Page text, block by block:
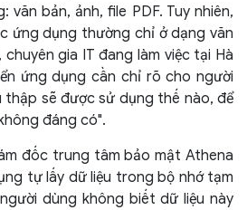
văn bản, ảnh, file PDF. Tuy nhiên,
ứng dụng thường chỉ ở dạng văn
chuyên gia IT đang làm việc tại Hà
ứng dụng cần chỉ rõ cho người
sẽ được sử dụng thế nào, để
đáng có".
đốc trung tâm bảo mật Athena
tự lấy dữ liệu trong bộ nhớ tạm
dùng không biết dữ liệu này